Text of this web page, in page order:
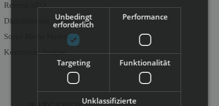
Reverse SEO
Digitalisierung
Social Media Marketing
Kostenfreie Analyse
Unbedingt
erforderlich
Performance
Targeting Funktionalität
Unklassifizierte